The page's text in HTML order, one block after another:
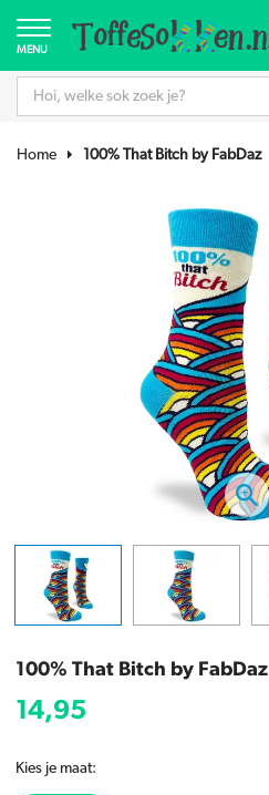
MENU
Home 100% That Bitch by FabDaz
100% That Bitch by FabDaz
14,95
Kies je maat: